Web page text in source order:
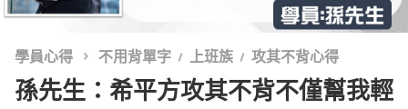
學員心得 不用背單字 上班族 攻其不背心得
孫先生：希平方攻其不背不僅幫我輕